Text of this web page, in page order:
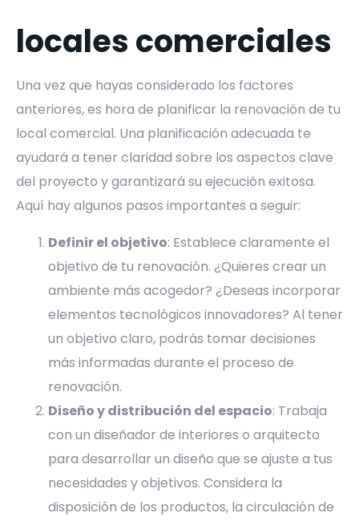
locales comerciales
Una vez que hayas considerado los factores
anteriores, es hora de planificar la renovación de tu
local comercial. Una planificación adecuada te
ayudará a tener claridad sobre los aspectos clave
del proyecto y garantizará su ejecución exitosa.
Aquí hay algunos pasos importantes a seguir:
Definir el objetivo: Establece claramente el
objetivo de tu renovación. ¿Quieres crear un
ambiente más acogedor? ¿Deseas incorporar
elementos tecnológicos innovadores? Al tener
un objetivo claro, podrás tomar decisiones
más informadas durante el proceso de
renovación.
Diseño y distribución del espacio: Trabaja
con un diseñador de interiores o arquitecto
para desarrollar un diseño que se ajuste a tus
necesidades y objetivos. Considera la
disposición de los productos, la circulación de